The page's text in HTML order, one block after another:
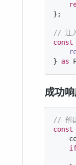
};
// 注
const
} as
成功
// 创
const